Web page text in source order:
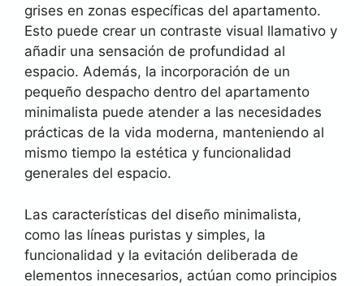
grises en zonas específicas del apartamento.
Esto puede crear un contraste visual llamativo y
añadir una sensación de profundidad al
espacio. Además, la incorporación de un
pequeño despacho dentro del apartamento
minimalista puede atender a las necesidades
prácticas de la vida moderna, manteniendo al
mismo tiempo la estética y funcionalidad
generales del espacio.
Las características del diseño minimalista,
como las líneas puristas y simples, la
funcionalidad y la evitación deliberada de
elementos innecesarios, actúan como principios